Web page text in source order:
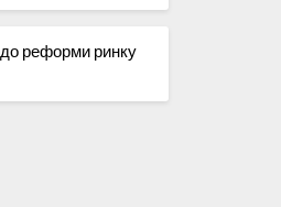
реформи ринку